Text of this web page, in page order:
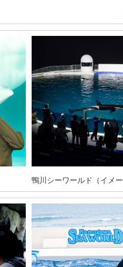
鴨川シーワールド（イメー